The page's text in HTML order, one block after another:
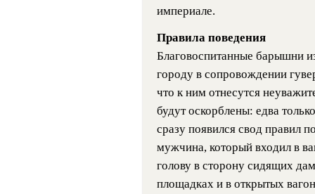
империале.
Правила поведения
Благовоспитанные барышни
городу в сопровождении
что к ним отнесутся
будут оскорблены: едва
сразу появился свод правил
мужчина, который входил в
голову в сторону сидящих
площадках и в открытых